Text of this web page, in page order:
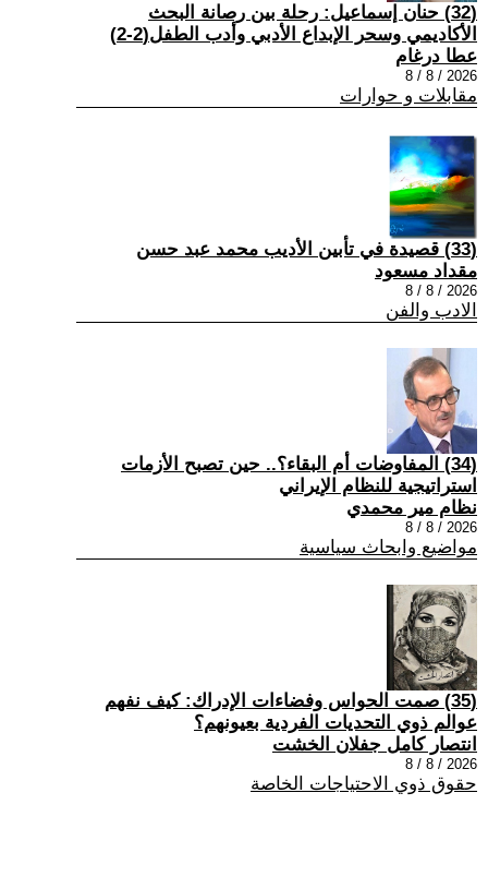
(32) حنان إسماعيل: رحلة بين رصانة البحث
الأكاديمي وسحر الإبداع الأدبي وأدب الطفل(2-2)
عطا درغام
2026 / 8 / 8
مقابلات و حوارات
(33) قصيدة في تأبين الأديب محمد عبد حسن
مقداد مسعود
2026 / 8 / 8
الادب والفن
(34) المفاوضات أم البقاء؟.. حين تصبح الأزمات
استراتيجية للنظام الإيراني
نظام مير محمدي
2026 / 8 / 8
مواضيع وابحاث سياسية
(35) صمت الحواس وفضاءات الإدراك: كيف نفهم
عوالم ذوي التحديات الفردية بعيونهم؟
انتصار كامل جفلان الخشت
2026 / 8 / 8
حقوق ذوي الاحتياجات الخاصة